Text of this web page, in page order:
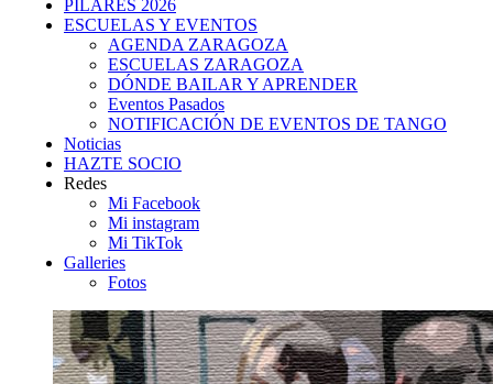
PILARES 2026
ESCUELAS Y EVENTOS
AGENDA ZARAGOZA
ESCUELAS ZARAGOZA
DÓNDE BAILAR Y APRENDER
Eventos Pasados
NOTIFICACIÓN DE EVENTOS DE TANGO
Noticias
HAZTE SOCIO
Redes
Mi Facebook
Mi instagram
Mi TikTok
Galleries
Fotos